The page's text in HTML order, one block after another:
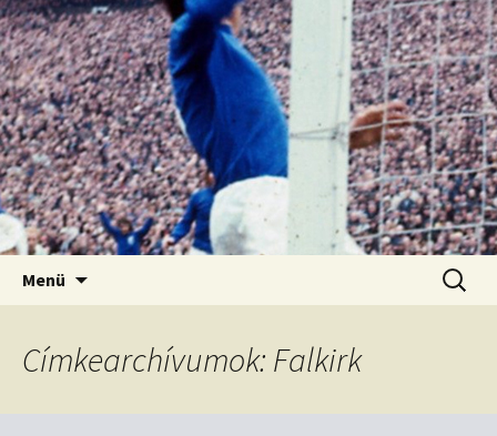
Old Firm blog
Kordon nélkül
Menü
Címkearchívumok: Falkirk